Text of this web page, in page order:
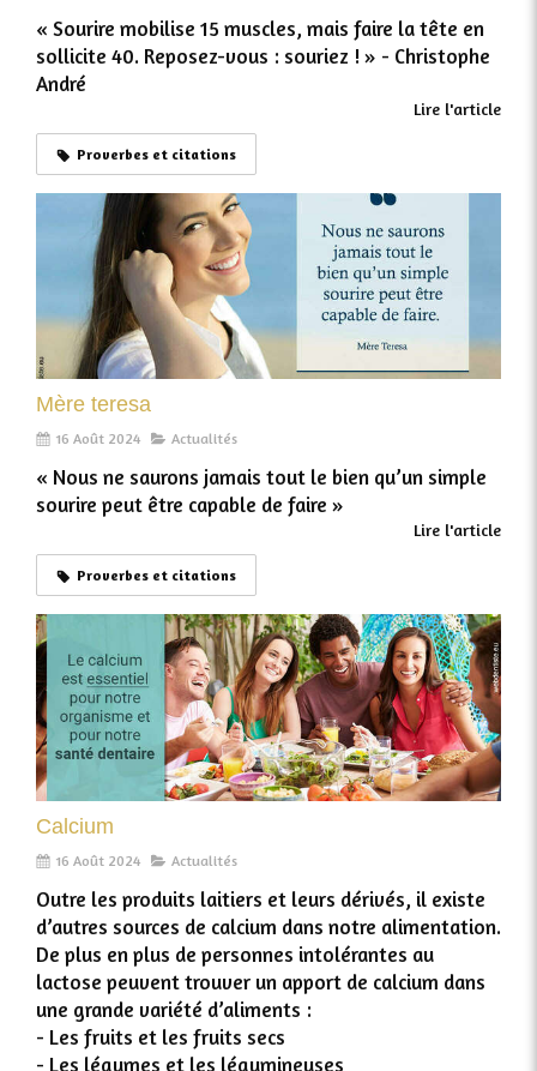
« Sourire mobilise 15 muscles, mais faire la tête en
sollicite 40. Reposez-vous : souriez ! »​ - Christophe
André
Lire l'article
Proverbes et citations
Mère teresa
16 Août 2024 Actualités
« Nous ne saurons jamais tout le bien qu’un simple
sourire peut être capable de faire »
Lire l'article
Proverbes et citations
Calcium
16 Août 2024 Actualités
Outre les produits laitiers et leurs dérivés, il existe
d’autres sources de calcium dans notre alimentation.
De plus en plus de personnes intolérantes au
lactose peuvent trouver un apport de calcium dans
une grande variété d’aliments :
- Les fruits et les fruits secs
- Les légumes et les légumineuses